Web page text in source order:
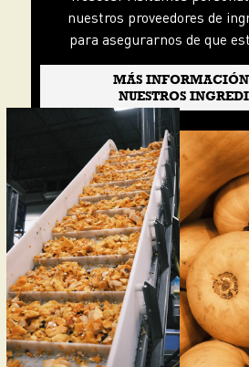
nuestros proveedores de
para asegurarnos de que
MÁS INFORMACIÓN
NUESTROS